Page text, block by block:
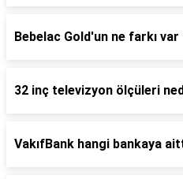
Bebelac Gold'un ne farkı var
32 inç televizyon ölçüleri
VakıfBank hangi bankaya